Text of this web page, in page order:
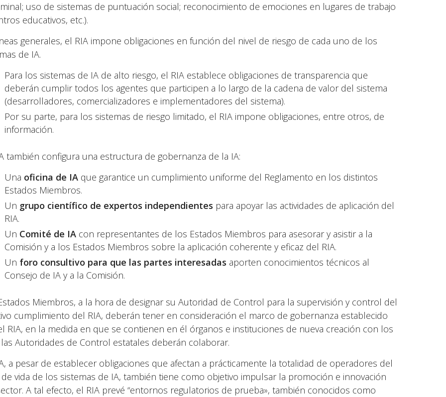
uso de sistemas de puntuación social; reconocimiento de emociones en lugares de trabajo
educativos, etc.).
generales, el RIA impone obligaciones en función del nivel de riesgo de cada uno de los
de IA.
Para los sistemas de IA de alto riesgo, el RIA establece obligaciones de transparencia que
deberán cumplir todos los agentes que participen a lo largo de la cadena de valor del sistema
(desarrolladores, comercializadores e implementadores del sistema).
Por su parte, para los sistemas de riesgo limitado, el RIA impone obligaciones, entre otros, de
información.
también configura una estructura de gobernanza de la IA:
Una oficina de IA que garantice un cumplimiento uniforme del Reglamento en los distintos
Estados Miembros.
Un grupo científico de expertos independientes para apoyar las actividades de aplicación del
RIA.
Un Comité de IA con representantes de los Estados Miembros para asesorar y asistir a la
Comisión y a los Estados Miembros sobre la aplicación coherente y eficaz del RIA.
Un foro consultivo para que las partes interesadas aporten conocimientos técnicos al
Consejo de IA y a la Comisión.
Miembros, a la hora de designar su Autoridad de Control para la supervisión y control del
cumplimiento del RIA, deberán tener en consideración el marco de gobernanza establecido
RIA, en la medida en que se contienen en él órganos e instituciones de nueva creación con los
Autoridades de Control estatales deberán colaborar.
a pesar de establecer obligaciones que afectan a prácticamente la totalidad de operadores del
vida de los sistemas de IA, también tiene como objetivo impulsar la promoción e innovación
A tal efecto, el RIA prevé “entornos regulatorios de prueba», también conocidos como